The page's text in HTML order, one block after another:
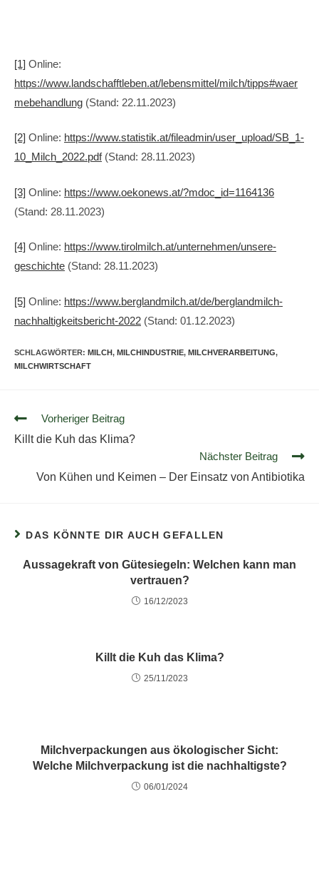
[1] Online:
https://www.landschafftleben.at/lebensmittel/milch/tipps#waer
mebehandlung (Stand: 22.11.2023)
[2] Online: https://www.statistik.at/fileadmin/user_upload/SB_1-
10_Milch_2022.pdf(Stand: 28.11.2023)
[3] Online: https://www.oekonews.at/?mdoc_id=1164136
(Stand: 28.11.2023)
[4] Online: https://www.tirolmilch.at/unternehmen/unsere-
geschichte (Stand: 28.11.2023)
[5] Online: https://www.berglandmilch.at/de/berglandmilch-
nachhaltigkeitsbericht-2022 (Stand: 01.12.2023)
SCHLAGWÖRTER: MILCH, MILCHINDUSTRIE, MILCHVERARBEITUNG,
MILCHWIRTSCHAFT
Vorheriger Beitrag
Killt die Kuh das Klima?
Nächster Beitrag
Von Kühen und Keimen – Der Einsatz von Antibiotika
DAS KÖNNTE DIR AUCH GEFALLEN
Aussagekraft von Gütesiegeln: Welchen kann man
vertrauen?
16/12/2023
Killt die Kuh das Klima?
25/11/2023
Milchverpackungen aus ökologischer Sicht:
Welche Milchverpackung ist die nachhaltigste?
06/01/2024